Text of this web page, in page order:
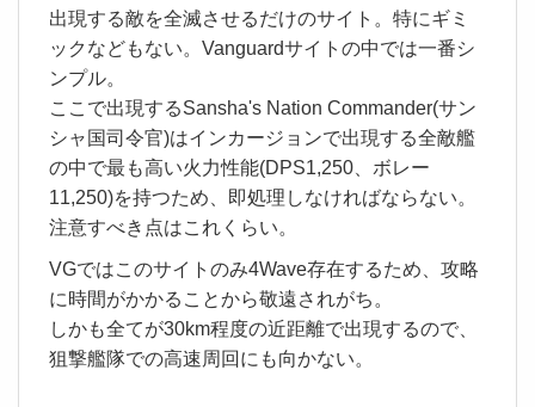
出現する敵を全滅させるだけのサイト。特にギミ
ックなどもない。Vanguardサイトの中では一番シ
ンプル。
ここで出現するSansha's Nation Commander(サン
シャ国司令官)はインカージョンで出現する全敵艦
の中で最も高い火力性能(DPS1,250、ボレー
11,250)を持つため、即処理しなければならない。
注意すべき点はこれくらい。
VGではこのサイトのみ4Wave存在するため、攻略
に時間がかかることから敬遠されがち。
しかも全てが30km程度の近距離で出現するので、
狙撃艦隊での高速周回にも向かない。